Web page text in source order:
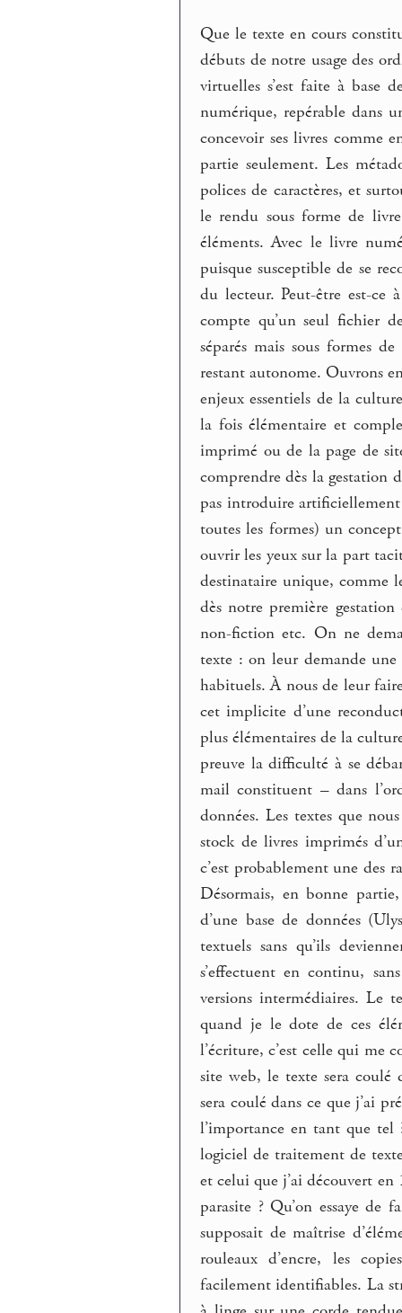
Que le texte en cours
débuts de notre usage des
virtuelles s’est faite à base
numérique, repérable dans
concevoir ses livres comme
partie seulement. Les
polices de caractères, et
le rendu sous forme de
éléments. Avec le livre
puisque susceptible de se
du lecteur. Peut-être est-ce
compte qu’un seul fichier
séparés mais sous formes
restant autonome. Ouvrons
enjeux essentiels de la
la fois élémentaire et
imprimé ou de la page de
comprendre dès la gestation
pas introduire
toutes les formes) un
ouvrir les yeux sur la part
destinataire unique, comme
dès notre première
non-fiction etc. On ne
texte : on leur demande
habituels. À nous de leur
cet implicite d’une
plus élémentaires de la
preuve la difficulté à se
mail constituent – dans
données. Les textes que
stock de livres imprimés
c’est probablement une
Désormais, en bonne
d’une base de données
textuels sans qu’ils
s’effectuent en continu,
versions intermédiaires. Le
quand je le dote de ces
l’écriture, c’est celle qui me
site web, le texte sera coulé
sera coulé dans ce que j’ai
l’importance en tant que tel
logiciel de traitement de
et celui que j’ai découvert en
parasite ? Qu’on essaye
supposait de maîtrise
rouleaux d’encre, les
facilement identifiables. La